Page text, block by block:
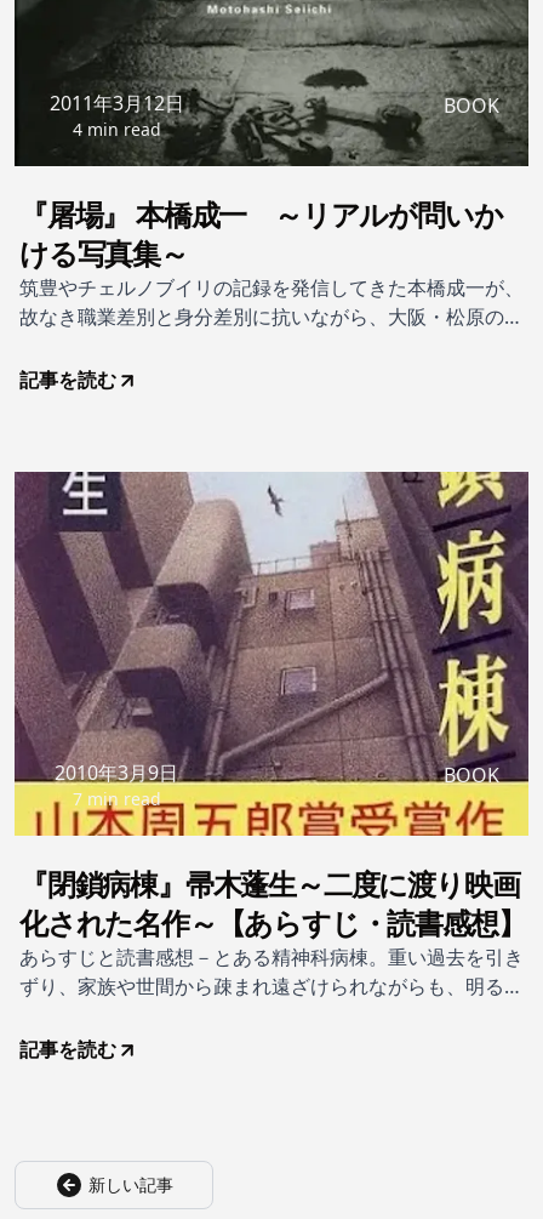
2011年3月12日
4 min read
BOOK
『屠場』 本橋成一 ～リアルが問いか
ける写真集～
筑豊やチェルノブイリの記録を発信してきた本橋成一が、
故なき職業差別と身分差別に抗いながら、大阪・松原の屠
ト。聞きなれぬ「屠場」という言葉。これは、生きている
記事を読む
2010年3月9日
7 min read
BOOK
『閉鎖病棟』帚木蓬生～二度に渡り映画
化された名作～【あらすじ・読書感想】
あらすじと読書感想－とある精神科病棟。重い過去を引き
ずり、家族や世間から疎まれ遠ざけられながらも、明るく
人事件だった……。彼を犯行へと駆り立てたものは何
記事を読む
新しい記事